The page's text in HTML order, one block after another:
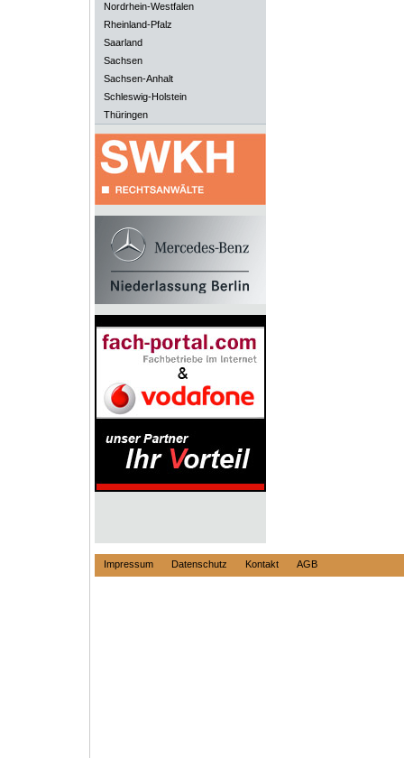
Nordrhein-Westfalen
Rheinland-Pfalz
Saarland
Sachsen
Sachsen-Anhalt
Schleswig-Holstein
Thüringen
Impressum Datenschutz Kontakt AGB